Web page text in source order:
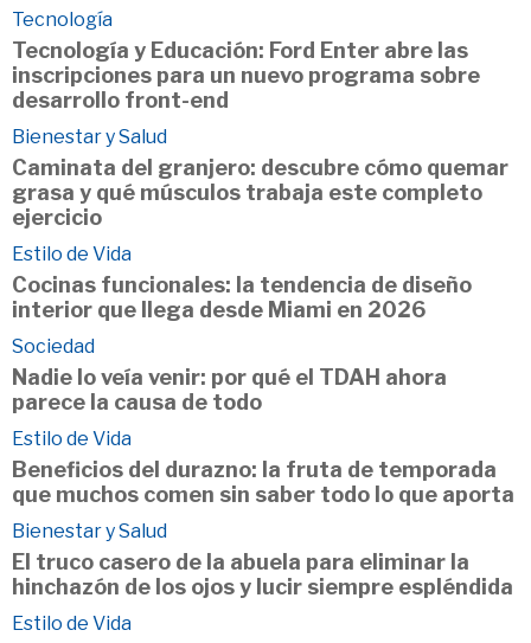
Tecnología
Tecnología y Educación: Ford Enter abre las
inscripciones para un nuevo programa sobre
desarrollo front-end
Bienestar y Salud
Caminata del granjero: descubre cómo quemar
grasa y qué músculos trabaja este completo
ejercicio
Estilo de Vida
Cocinas funcionales: la tendencia de diseño
interior que llega desde Miami en 2026
Sociedad
Nadie lo veía venir: por qué el TDAH ahora
parece la causa de todo
Estilo de Vida
Beneficios del durazno: la fruta de temporada
que muchos comen sin saber todo lo que aporta
Bienestar y Salud
El truco casero de la abuela para eliminar la
hinchazón de los ojos y lucir siempre espléndida
Estilo de Vida